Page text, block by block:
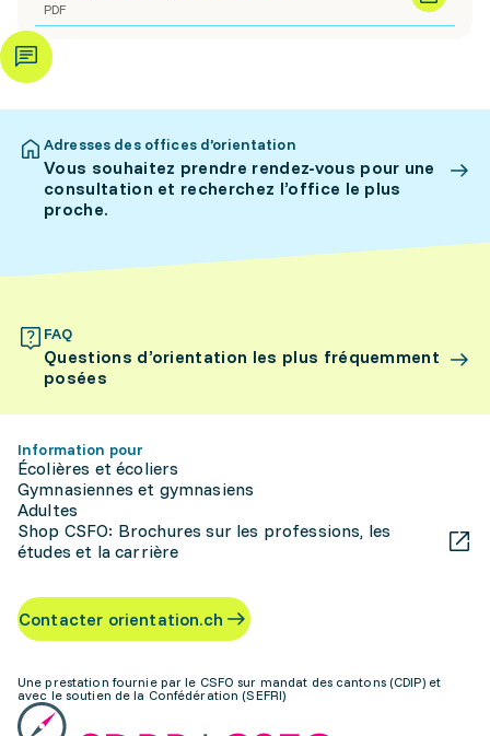
PDF
Adresses des offices d’orientation
Vous souhaitez prendre rendez-vous pour une
consultation et recherchez l’office le plus
proche.
FAQ
Questions d’orientation les plus fréquemment
posées
Information pour
Écolières et écoliers
Gymnasiennes et gymnasiens
Adultes
Shop CSFO: Brochures sur les professions, les
études et la carrière
Contacter orientation.ch
Une prestation fournie par le CSFO sur mandat des cantons (CDIP) et
avec le soutien de la Confédération (SEFRI)